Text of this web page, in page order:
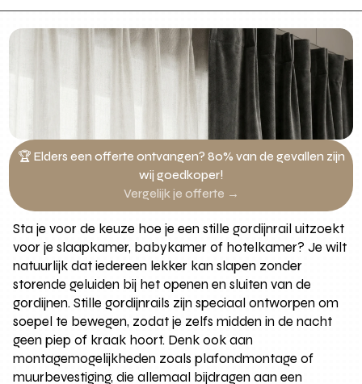
🏆 Elders een offerte ontvangen? 80% van de gevallen zijn
wij goedkoper!
Vergelijk je offerte →
Sta je voor de keuze hoe je een stille gordijnrail uitzoekt
voor je slaapkamer, babykamer of hotelkamer? Je wilt
natuurlijk dat iedereen lekker kan slapen zonder
storende geluiden bij het openen en sluiten van de
gordijnen. Stille gordijnrails zijn speciaal ontworpen om
soepel te bewegen, zodat je zelfs midden in de nacht
geen piep of kraak hoort. Denk ook aan
montagemogelijkheden zoals plafondmontage of
muurbevestiging, die allemaal bijdragen aan een